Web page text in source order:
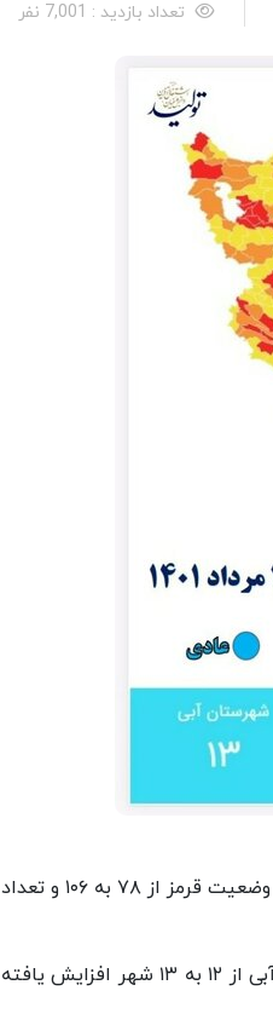
تعداد بازدید : 7,001 نفر
بر اساس آخرین به‌روزرسانی وضعیت شیوع کرونا در مناطق مختلف کشور، تعداد شهرهای با وضعیت قرمز از ۷۸ به ۱۰۶ و تعداد
همچنین تعداد شهرهای با وضعیت زرد از ۱۷۴ به ۱۷۳ کاهش و تعداد شهرهای با وضعیت آبی از ۱۲ به ۱۳ شهر افزایش یافته